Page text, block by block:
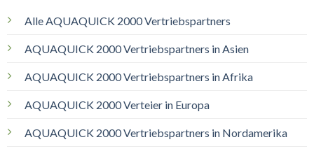
Alle AQUAQUICK 2000 Vertriebspartners
AQUAQUICK 2000 Vertriebspartners in Asien
AQUAQUICK 2000 Vertriebspartners in Afrika
AQUAQUICK 2000 Verteier in Europa
AQUAQUICK 2000 Vertriebspartners in Nordamerika